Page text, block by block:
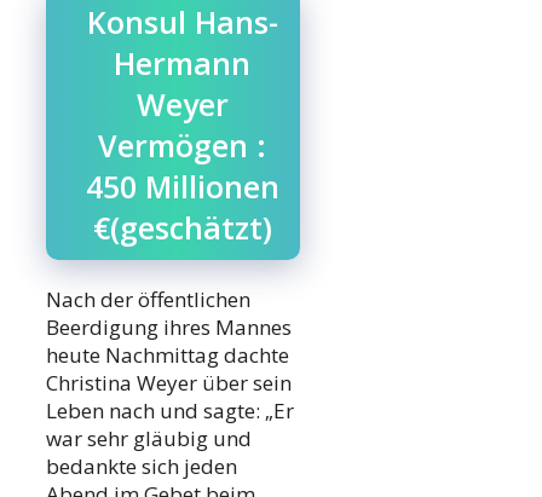
Konsul Hans-
Hermann
Weyer
Vermögen :
450 Millionen
€(geschätzt)
Nach der öffentlichen
Beerdigung ihres Mannes
heute Nachmittag dachte
Christina Weyer über sein
Leben nach und sagte: „Er
war sehr gläubig und
bedankte sich jeden